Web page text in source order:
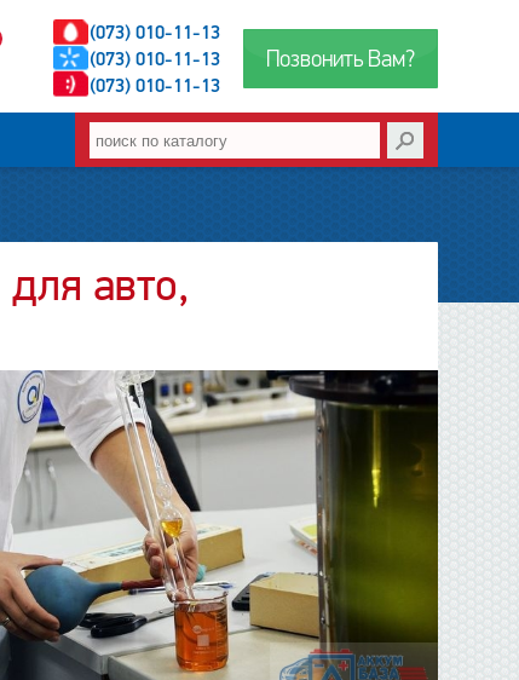
Позвонить Вам?
(073) 010-11-13
(073) 010-11-13
(073) 010-11-13
авто,